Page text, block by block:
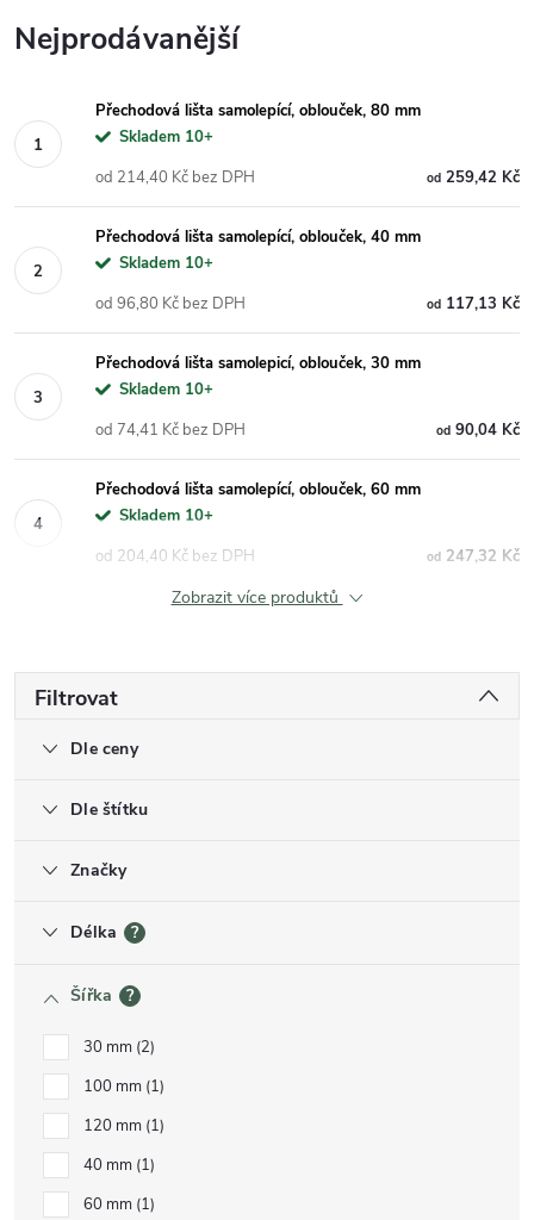
Nejprodávanější
Přechodová lišta samolepící, oblouček, 80 mm
Skladem 10+
od259,42 Kč
od 214,40 Kč bez DPH
Přechodová lišta samolepící, oblouček, 40 mm
Skladem 10+
od117,13 Kč
od 96,80 Kč bez DPH
Přechodová lišta samolepicí, oblouček, 30 mm
Skladem 10+
od90,04 Kč
od 74,41 Kč bez DPH
Přechodová lišta samolepící, oblouček, 60 mm
Skladem 10+
od247,32 Kč
od 204,40 Kč bez DPH
Zobrazit více produktů
Filtrovat
Dle ceny
Dle štítku
Značky
Délka ?
Šířka ?
30 mm 2
100 mm 1
120 mm 1
40 mm 1
60 mm 1